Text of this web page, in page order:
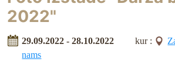
2022"
29.09.2022 - 28.10.2022 kur :
nams